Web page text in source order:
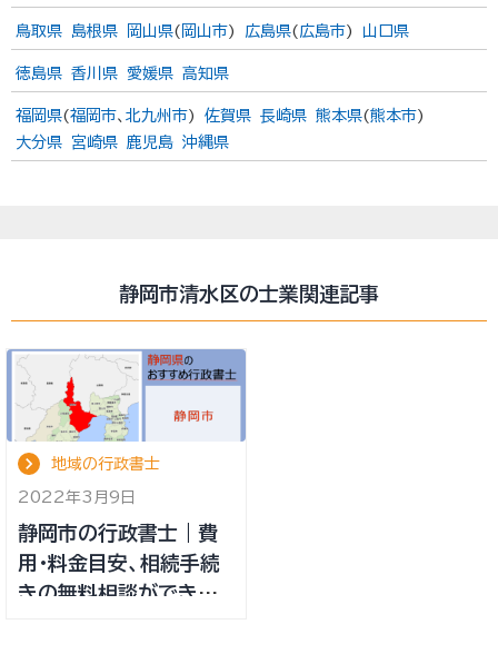
鳥取県 島根県 岡山県( 岡山市) 広島県( 広島市) 山口県
徳島県 香川県 愛媛県 高知県
福岡県(福岡市、 北九州市) 佐賀県 長崎県 熊本県(熊本市)
大分県
宮崎県 鹿児島 沖縄県
静岡市清水区の士業関連記事
地域の行政書士
2022年3月9日
静岡市の行政書士｜費
用・料金目安、相続手続
きの無料相談ができる